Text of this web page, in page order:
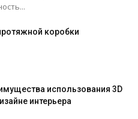
коробки
использования 3D
интерьера